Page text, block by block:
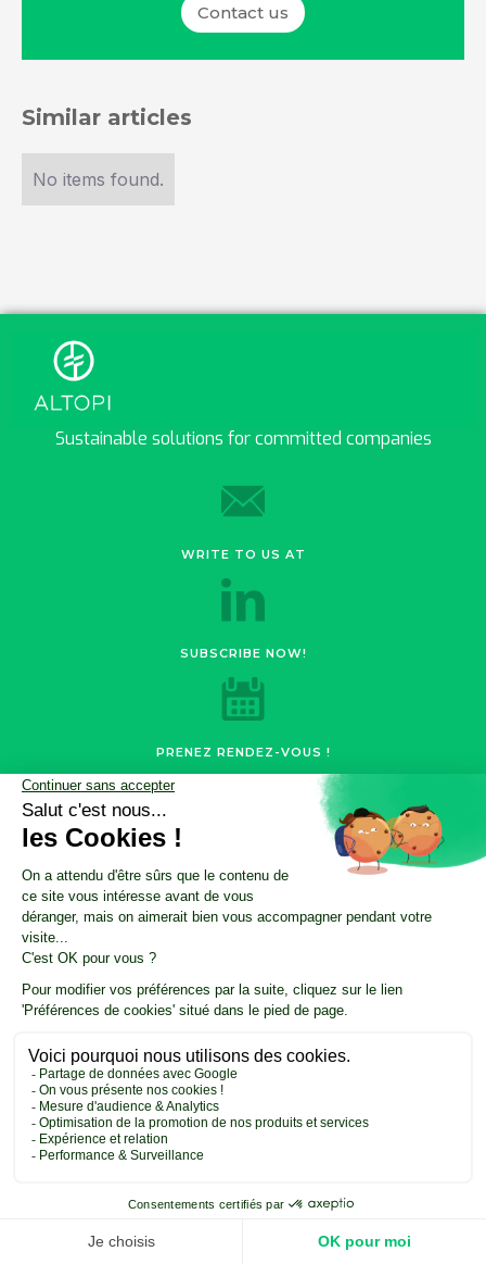
Contact us
Similar articles
No items found.
Sustainable solutions for committed companies
WRITE TO US AT
SUBSCRIBE NOW!
PRENEZ RENDEZ-VOUS !
CREATE AND MANAGE YOUR CSR
STRATEGY
CSR management
CSR Consulting
MEASURE YOUR IMPACT
Carbon footprint
CSRD objective
QUI EST ALTOPI ?
Join us
Contact us
Customer cases